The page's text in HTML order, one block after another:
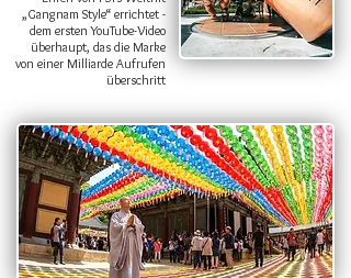
„Gangnam Style“ errichtet -
dem ersten YouTube-Video
überhaupt, das die Marke
von einer Milliarde Aufrufen
überschritt